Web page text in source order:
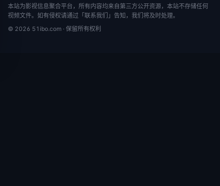
本站为影视信息聚合平台，所有内容均来自第三方公开资源，本站不存储任何
视频文件。如有侵权请通过「联系我们」告知，我们将及时处理。
© 2026 51ibo.com · 保留所有权利